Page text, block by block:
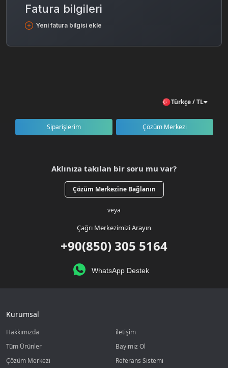
Fatura bilgileri
Yeni fatura bilgisi ekle
Türkçe / TL
Siparişlerim Çözüm Merkezi
Aklınıza takılan bir soru mu var?
Çözüm Merkezine Bağlanın
veya
Çağrı Merkezimizi Arayın
+90(850) 305 5164
WhatsApp Destek
Kurumsal
Hakkımızda
iletişim
Tüm Ürünler
Bayimiz Ol
Çözüm Merkezi
Referans Sistemi